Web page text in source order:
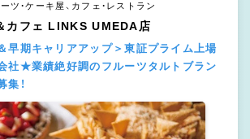
ツ・ケーキ屋、カフェ・レストラン
カフェ LINKS UMEDA店
早期キャリアアップ＞東証プライム上場
社★業績絶好調のフルーツタルトブラン
集！